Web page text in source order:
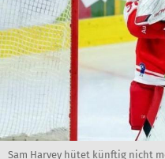
Sam Harvey hütet künftig nicht